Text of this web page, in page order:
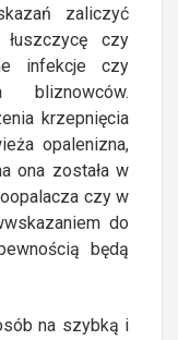
zaliczyć
czy
infekcje czy
bliznowców.
krzepnięcia
opalenizna,
ona została w
czy w
do
będą
na szybką i